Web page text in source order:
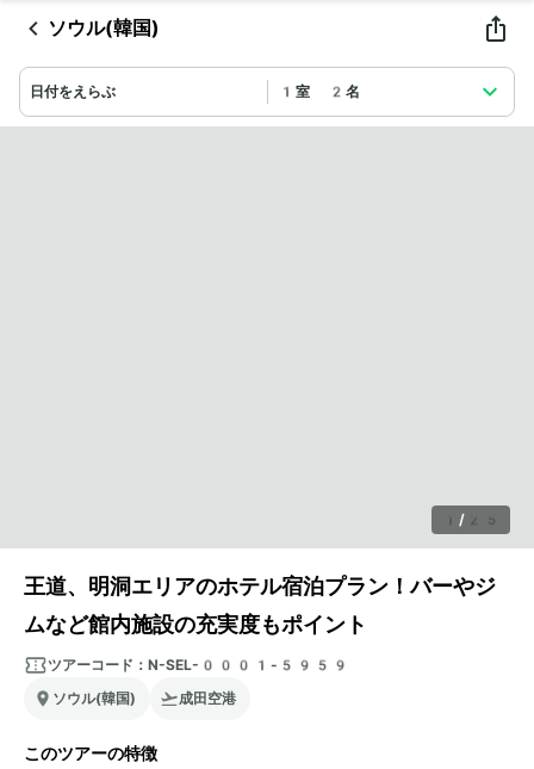
ソウル(韓国)
日付をえらぶ 1室 2名
1 / 25
王道、明洞エリアのホテル宿泊プラン！バーやジ
ムなど館内施設の充実度もポイント
ツアーコード： N-SEL-0001-5959
ソウル(韓国)
成田空港
このツアーの特徴